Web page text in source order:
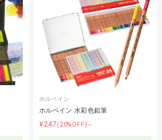
ホルベイン
ホルベイン 水彩色鉛筆
¥247(20%OFF)～